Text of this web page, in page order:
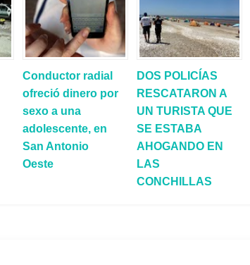
Conductor radial
ofreció dinero por
sexo a una
adolescente, en
San Antonio
Oeste
DOS POLICÍAS
RESCATARON A
UN TURISTA QUE
SE ESTABA
AHOGANDO EN
LAS
CONCHILLAS